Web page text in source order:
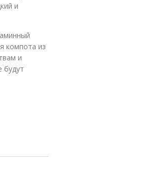
и
компота из
и
будут